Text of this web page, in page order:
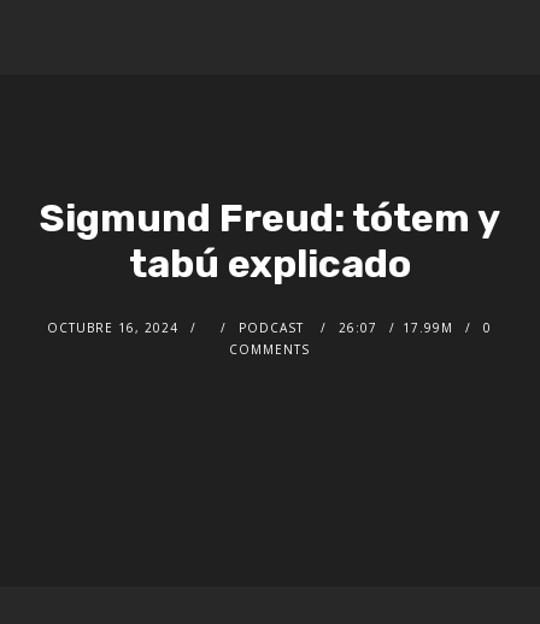
Sigmund Freud: tótem y
tabú explicado
OCTUBRE 16, 2024 PODCAST 26:07 17.99M
0
COMMENTS